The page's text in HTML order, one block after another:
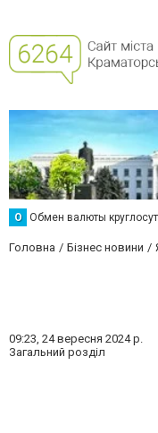
О Обмен валюты
Головна Бізнес новини
09:23, 24 вересня 2024 р.
Загальний розділ